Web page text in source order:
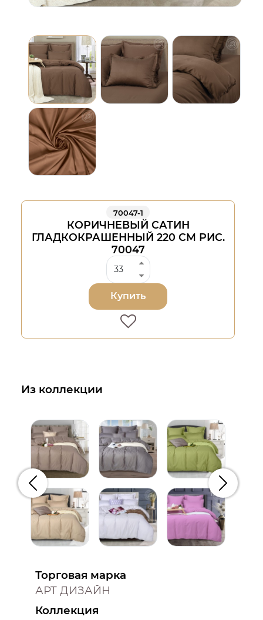
70047-1
КОРИЧНЕВЫЙ САТИН
ГЛАДКОКРАШЕННЫЙ 220 СМ РИС.
70047
Купить
Из коллекции
Предыдущий
Торговая марка
АРТ ДИЗАЙН
Коллекция